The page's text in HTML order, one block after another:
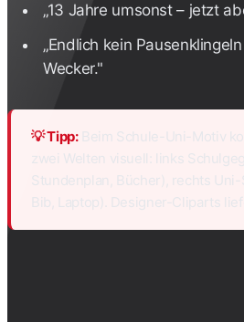
„13 Jahre umsonst – jetzt
„Endlich kein
Wecker."
💡 Tipp:Beim Schule-Uni-Motiv
zwei Welten visuell: links
Stundenplan, Bücher), rechts
Bib, Laptop). Designer-Cliparts